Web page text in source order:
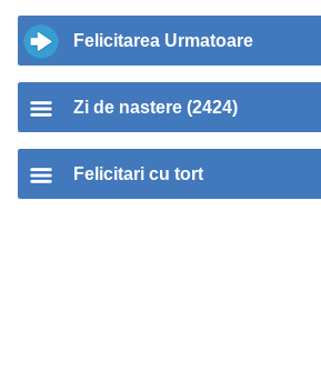
Felicitarea Urmatoare
Zi de nastere (2424)
Felicitari cu tort